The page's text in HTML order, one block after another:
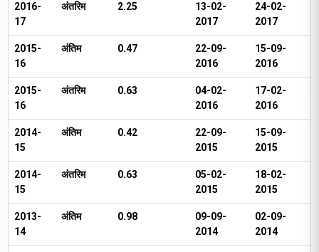
2016-
17
अंतरिम ₹ 2.25
13-02-
2017
24-02-
2017
2015-
16
अंतिम ₹ 0.47
22-09-
2016
15-09-
2016
2015-
16
अंतरिम ₹ 0.63
04-02-
2016
17-02-
2016
2014-
15
अंतिम ₹ 0.42
22-09-
2015
15-09-
2015
2014-
15
अंतरिम ₹ 0.63
05-02-
2015
18-02-
2015
2013-
14
अंतिम ₹ 0.98
09-09-
2014
02-09-
2014